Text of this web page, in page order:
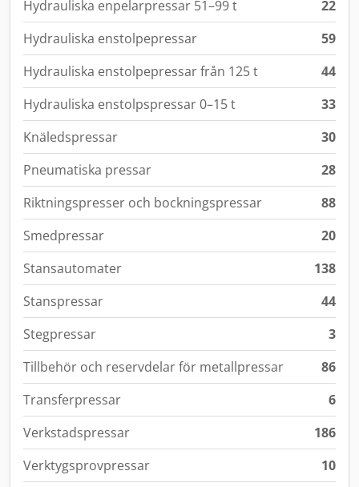
Hydrauliska enpelarpressar 51–99 t
22
Hydrauliska enstolpepressar
59
Hydrauliska enstolpepressar från 125 t
44
Hydrauliska enstolpspressar 0–15 t
33
Knäledspressar
30
Pneumatiska pressar
28
Riktningspresser och bockningspressar
88
Smedpressar
20
Stansautomater
138
Stanspressar
44
Stegpressar
3
Tillbehör och reservdelar för metallpressar
86
Transferpressar
6
Verkstadspressar
186
Verktygsprovpressar
10